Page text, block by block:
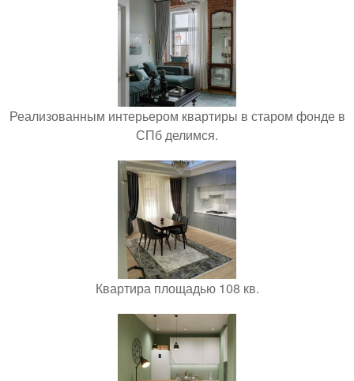
Реализованным интерьером квартиры в старом фонде в
СПб делимся.
Квартира площадью 108 кв.